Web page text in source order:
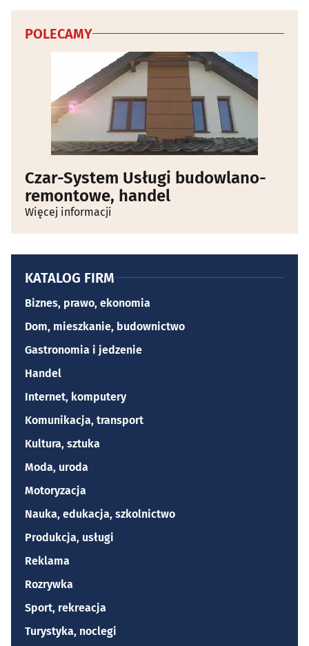
POLECAMY
Czar-System Usługi budowlano-
remontowe, handel
Więcej informacji
KATALOG FIRM
Biznes, prawo, ekonomia
Dom, mieszkanie, budownictwo
Gastronomia i jedzenie
Handel
Internet, komputery
Komunikacja, transport
Kultura, sztuka
Moda, uroda
Motoryzacja
Nauka, edukacja, szkolnictwo
Produkcja, usługi
Reklama
Rozrywka
Sport, rekreacja
Turystyka, noclegi